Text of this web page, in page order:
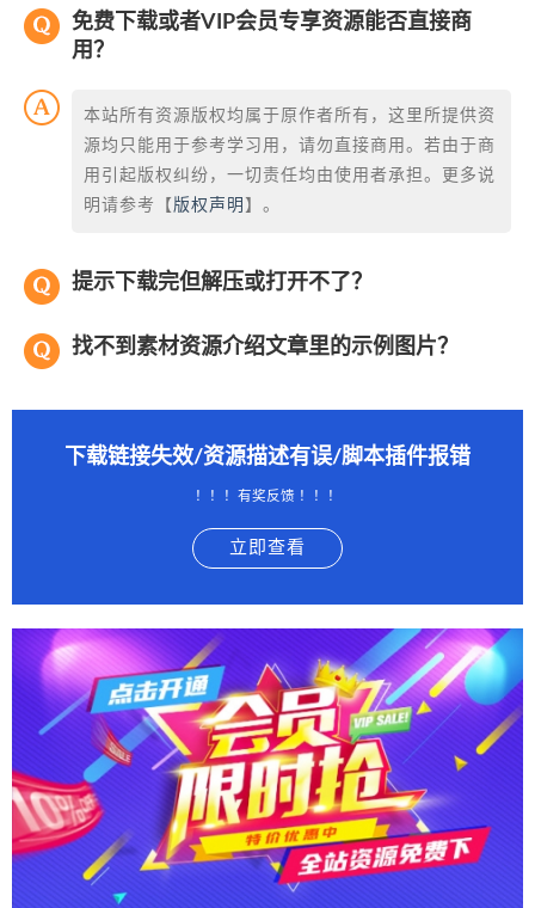
免费下载或者VIP会员专享资源能否直接商
用？
本站所有资源版权均属于原作者所有，这里所提供资
源均只能用于参考学习用，请勿直接商用。若由于商
用引起版权纠纷，一切责任均由使用者承担。更多说
明请参考【 版权声明 】。
提示下载完但解压或打开不了？
找不到素材资源介绍文章里的示例图片？
下载链接失效/资源描述有误/脚本插件报错
！！！有奖反馈 ！！！
立即查看